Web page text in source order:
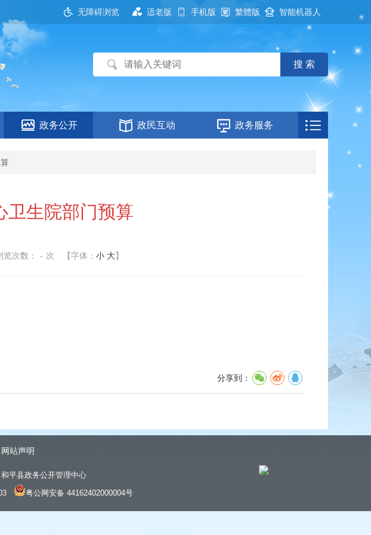
无障碍浏览 适老版 手机版 繁體版 智能机器人
政务公开 政民互动 政务服务
卫生院部门预算
览次数： - 次 【字体： 小 大】
分享到：
网站声明
平县政务公开管理中心
粤公网安备 44162402000004号